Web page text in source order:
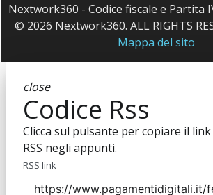
Nextwork360 - Codice fiscale e Partita
© 2026 Nextwork360. ALL RIGHTS
Mappa del sito
close
Codice Rss
Clicca sul pulsante per copiare il link
RSS negli appunti.
RSS link